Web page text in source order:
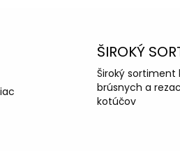
ŠIROKÝ
Široký sortiment
brúsnych a
kotúčov